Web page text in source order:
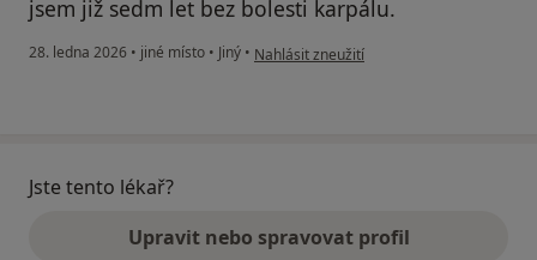
jsem již sedm let bez bolesti karpálu.
28. ledna 2026 • jiné místo • Jiný • podle názoru uživatele Marie V.
Nahlásit zneužití
Jste tento lékař?
Upravit nebo spravovat profil